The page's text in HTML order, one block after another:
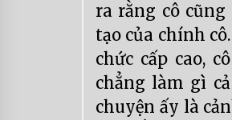
ra rằng cô
tạo của chính
chức cấp cao,
chẳng làm gì
chuyện ấy là